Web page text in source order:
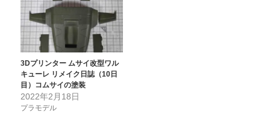
3Dプリンター ムサイ改型ワル
キューレ リメイク日誌（10日
目）コムサイの塗装
2022年2月18日
プラモデル